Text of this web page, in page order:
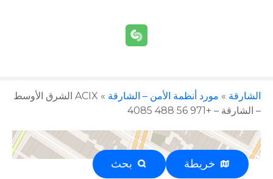
الشارقة » مورد أنظمة الأمن – الشارقة »
ACIX الشرق الأوسط
– الشارقة – +971 56 488 4085
خريطة بحثإعلان